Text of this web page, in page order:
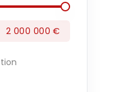
2 000 000 €